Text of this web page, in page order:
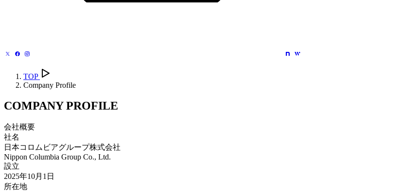
TOP
Company Profile
COMPANY PROFILE
会社概要
社名
日本コロムビアグループ株式会社
Nippon Columbia Group Co., Ltd.
設立
2025年10月1日
所在地